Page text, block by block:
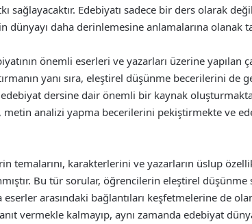
sağlayacaktır. Edebiyatı sadece bir ders olarak
dünyayı daha derinlemesine anlamalarına olanak
önemli eserleri ve yazarları üzerine yapılan
yanı sıra, eleştirel düşünme becerilerini de
dersine dair önemli bir kaynak
metin analizi yapma becerilerini pekiştirmekte ve
temalarını, karakterlerini ve yazarların üslup
Bu tür sorular, öğrencilerin eleştirel düşünme
arasındaki bağlantıları keşfetmelerine de
vermekle kalmayıp, aynı zamanda edebiyat